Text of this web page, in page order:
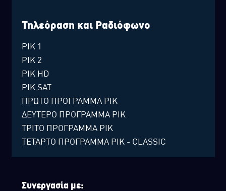
Τηλεόραση και Ραδιόφωνο
ΡΙΚ 1
ΡΙΚ 2
ΡΙΚ HD
ΡΙΚ SAT
ΠΡΩΤΟ ΠΡΟΓΡΑΜΜΑ ΡΙΚ
ΔΕΥΤΕΡΟ ΠΡΟΓΡΑΜΜΑ ΡΙΚ
ΤΡΙΤΟ ΠΡΟΓΡΑΜΜΑ ΡΙΚ
ΤΕΤΑΡΤΟ ΠΡΟΓΡΑΜΜΑ ΡΙΚ - CLASSIC
Συνεργασία με: